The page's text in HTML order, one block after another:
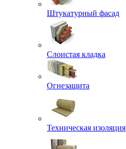
Штукатурный фасад
Слоистая кладка
Огнезащита
Техническая изоляция